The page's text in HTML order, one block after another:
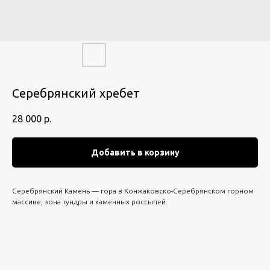
Серебрянский хребет
28 000 р.
Добавить в корзину
Серебрянский Камень — гора в Конжаковско-Серебрянском горном
массиве, зона тундры и каменных россыпей.